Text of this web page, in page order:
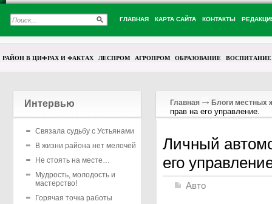
ГЛАВНАЯ КАРТА САЙТА КОНТАКТЫ
РАЙОН В ЦИФРАХ И ФАКТАХ ЛЕСПРОМ АГРОПРОМ ОБРАЗОВАНИЕ ВОСПИТАНИЕ
Интервью
Связала судьбу с Устьянами
В жизни района нет мелочей
Не стоять на месте…
Мудрость, молодость и
мастерство!
Горячая точка работы
Главная Блоги местных
прав на его управление.
Личный
его
Авто